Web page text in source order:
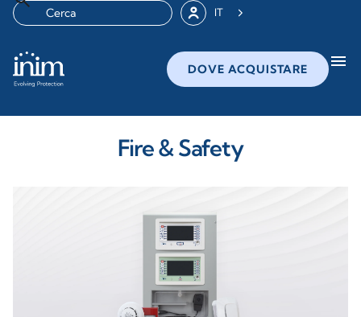
IT
DOVE ACQUISTARE menu
Fire & Safety